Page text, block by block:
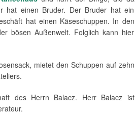
hat einen Bruder. Der Bruder hat ein
hat einen Käseschuppen. In den
bösen Außenwelt. Folglich kann hier
mietet den Schuppen auf zehn
des Herrn Balacz. Herr Balacz ist